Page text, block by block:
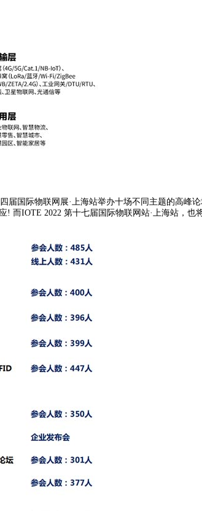
国际物联网展·上海站举办十场不同主题的高峰
而IOTE 2022 第十七届国际物联网站·上海站，也